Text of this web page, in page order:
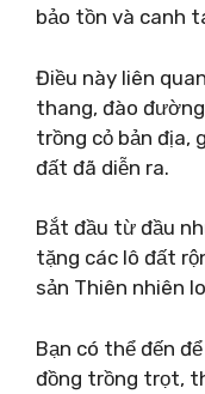
bảo tồn và canh
Điều này liên
thang, đào
trồng cỏ bản địa,
đất đã diễn ra.
Bắt đầu từ đầu
tặng các lô đất
sản Thiên nhiên
Bạn có thể đến
đồng trồng trọt,